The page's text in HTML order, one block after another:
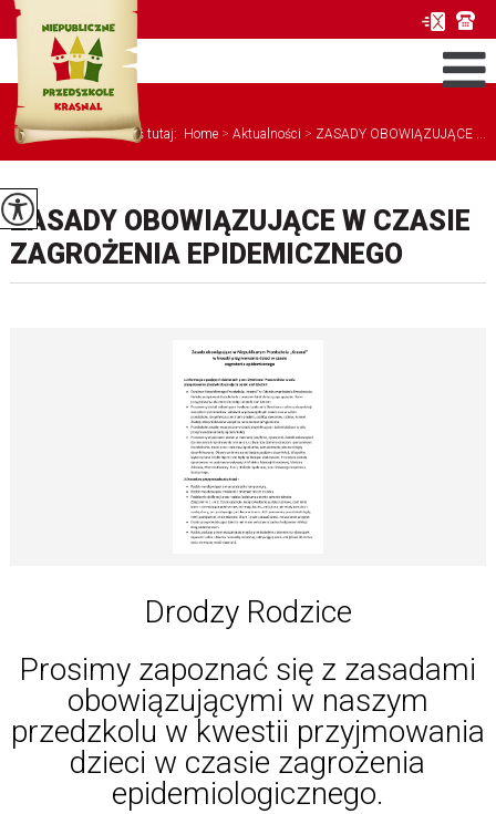
Jesteś tutaj: Home > Aktualności > ZASADY OBOWIĄZUJĄCE ...
ZASADY OBOWIĄZUJĄCE W CZASIE
ZAGROŻENIA EPIDEMICZNEGO
Drodzy Rodzice
Prosimy zapoznać się z zasadami
obowiązującymi w naszym
przedzkolu w kwestii przyjmowania
dzieci w czasie zagrożenia
epidemiologicznego.